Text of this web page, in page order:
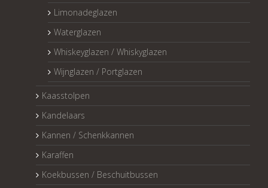
Limonadeglazen
Waterglazen
Whiskeyglazen / Whiskyglazen
Wijnglazen / Portglazen
Kaasstolpen
Kandelaars
Kannen / Schenkkannen
Karaffen
Koekbussen / Beschuitbussen